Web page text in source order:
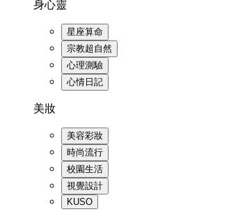
身心靈
星座算命
宗教超自然
心理測驗
心情日記
美妝
美容彩妝
時尚流行
校園生活
視覺設計
KUSO